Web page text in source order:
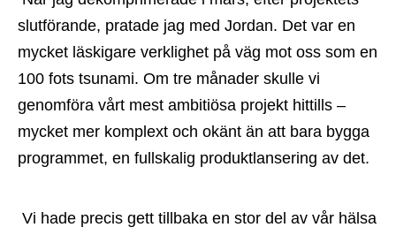
slutförande, pratade jag med Jordan. Det var en
mycket läskigare verklighet på väg mot oss som en
100 fots tsunami. Om tre månader skulle vi
genomföra vårt mest ambitiösa projekt hittills –
mycket mer komplext och okänt än att bara bygga
programmet, en fullskalig produktlansering av det.